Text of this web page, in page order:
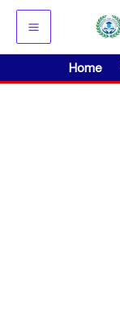
Skip
content
Home